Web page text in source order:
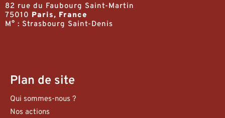
82 rue du Faubourg Saint-Martin
75010 Paris, France
M° : Strasbourg Saint-Denis
Plan de site
Qui sommes-nous ?
Nos actions